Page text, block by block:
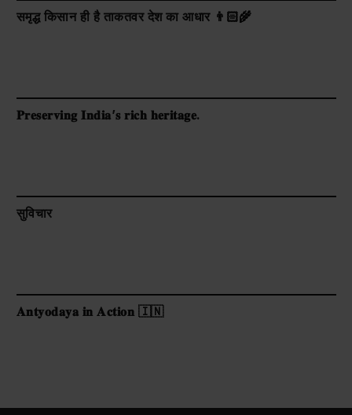
समृद्ध किसान ही है ताकतवर देश का आधार 👨🏻‍🌾
𝐏𝐫𝐞𝐬𝐞𝐫𝐯𝐢𝐧𝐠 𝐈𝐧𝐝𝐢𝐚’𝐬 𝐫𝐢𝐜𝐡 𝐡𝐞𝐫𝐢𝐭𝐚𝐠𝐞.
सुविचार
𝐀𝐧𝐭𝐲𝐨𝐝𝐚𝐲𝐚 𝐢𝐧 𝐀𝐜𝐭𝐢𝐨𝐧 🇮🇳